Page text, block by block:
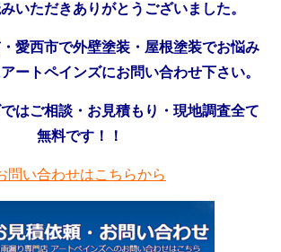
いただきありがとうございました。
愛西市で外壁塗装・屋根塗装でお悩み
ートペインズにお問い合わせ下さい。
はご相談・お見積もり・現地調査全て
無料です！！
問い合わせはこちらから